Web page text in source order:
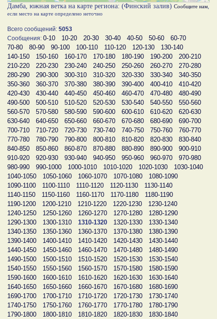
Дамба, южная ветка на карте региона: (Финский залив) Сообщите нам
если место на карте определено неточно
Всего сообщений: 5053
Сообщения: 0-10 10-20 20-30 30-40 40-50 50-60
60-70
70-80
80-90 90-100 100-110 110-120 120-130
130-140
140-150
150-160 160-170 170-180 180-190 190-200
200-210
210-220
220-230 230-240 240-250 250-260 260-270
270-280
280-290
290-300 300-310 310-320 320-330 330-340
340-350
350-360
360-370 370-380 380-390 390-400 400-410
410-420
420-430
430-440 440-450 450-460 460-470 470-480
480-490
490-500
500-510 510-520 520-530 530-540 540-550
550-560
560-570
570-580 580-590 590-600 600-610 610-620
620-630
630-640
640-650 650-660 660-670 670-680 680-690
690-700
700-710
710-720 720-730 730-740 740-750 750-760
760-770
770-780
780-790 790-800 800-810 810-820 820-830
830-840
840-850
850-860 860-870 870-880 880-890 890-900
900-910
910-920
920-930 930-940 940-950 950-960 960-970
970-980
980-990
990-1000 1000-1010 1010-1020 1020-1030
1030-1040
1040-1050
1050-1060 1060-1070 1070-1080
1080-1090
1090-1100
1100-1110 1110-1120 1120-1130
1130-1140
1140-1150
1150-1160 1160-1170 1170-1180
1180-1190
1190-1200
1200-1210 1210-1220 1220-1230
1230-1240
1240-1250
1250-1260 1260-1270 1270-1280
1280-1290
1290-1300
1300-1310 1310-1320 1320-1330
1330-1340
1340-1350
1350-1360 1360-1370 1370-1380
1380-1390
1390-1400
1400-1410 1410-1420 1420-1430
1430-1440
1440-1450
1450-1460 1460-1470 1470-1480
1480-1490
1490-1500
1500-1510 1510-1520 1520-1530
1530-1540
1540-1550
1550-1560 1560-1570 1570-1580
1580-1590
1590-1600
1600-1610 1610-1620 1620-1630
1630-1640
1640-1650
1650-1660 1660-1670 1670-1680
1680-1690
1690-1700
1700-1710 1710-1720 1720-1730
1730-1740
1740-1750
1750-1760 1760-1770 1770-1780
1780-1790
1790-1800
1800-1810 1810-1820 1820-1830
1830-1840